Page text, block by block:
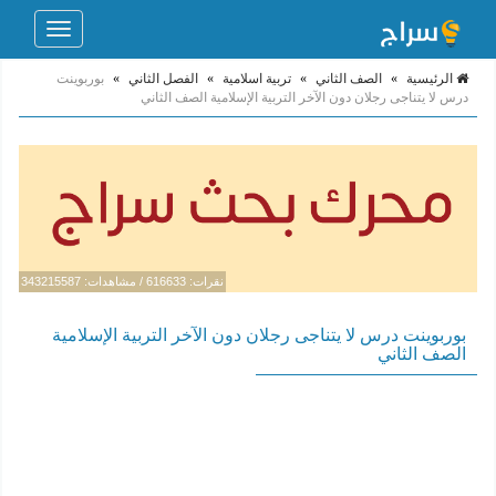
Toggle
الرئيسية » الصف الثاني » تربية اسلامية » الفصل الثاني » بوربوينت
درس لا يتناجى رجلان دون الآخر التربية الإسلامية الصف الثاني
نقرات: 616633 / مشاهدات: 343215587
بوربوينت درس لا يتناجى رجلان دون الآخر التربية الإسلامية
الصف الثاني